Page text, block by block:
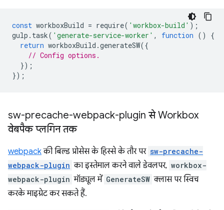
const workboxBuild = require( 'workbox-build' );
gulp . task( 'generate-service-worker' , function ()
{
return workboxBuild .generateSW({
// Config options.
});
});
sw-precache-webpack-plugin से Workbox
वेबपैक प्लगिन तक
webpackकी बिल्ड प्रोसेस के हिस्से के तौर पर sw-precache-
webpack-plugin का इस्तेमाल करने वाले डेवलपर, workbox-
webpack-plugin मॉड्यूल में GenerateSW क्लास पर स्विच
करके माइग्रेट कर सकते हैं.